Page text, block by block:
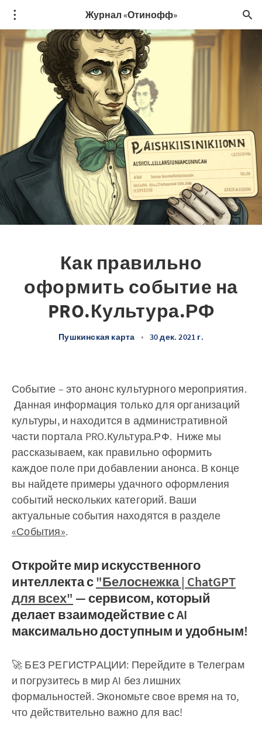
Журнал «Отинофф»
Как правильно
оформить событие на
PRO.Культура.РФ
Пушкинская карта • 30 дек. 2021 г.
Событие – это анонс культурного мероприятия.
Данная информация только для организаций
культуры, и находится в административной
части портала PRO.Культура.РФ. Ниже мы
рассказываем, как правильно оформить
каждое поле при добавлении анонса. В конце
вы найдете примеры удачного оформления
событий нескольких категорий. Ваши
актуальные события находятся в разделе
«События».
Откройте мир искусственного
интеллекта с"Белоснежка | ChatGPT
для всех" — сервисом, который
делает взаимодействие с AI
максимально доступным и удобным!
🚀 БЕЗ РЕГИСТРАЦИИ: Перейдите в Телеграм
и погрузитесь в мир AI без лишних
формальностей. Экономьте свое время на то,
что действительно важно для вас!